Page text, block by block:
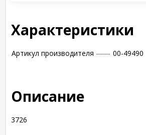
Характеристики
Артикул производителя 00-49490
Описание
3726